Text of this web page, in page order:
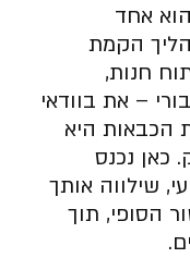
אחד
הקמת
חנות,
– את בוודאי
הכבאות היא
כאן נכנס
שילווה אותך
הסופי, תוך